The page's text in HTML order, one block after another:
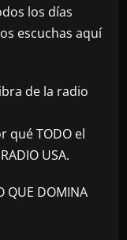
los días
escuchas aquí
de la radio
qué TODO el
USA.
QUE DOMINA